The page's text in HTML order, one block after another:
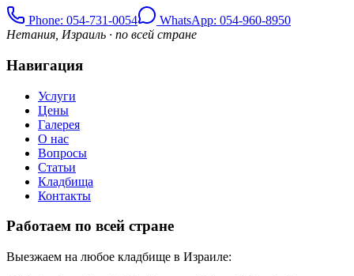
Phone: 054-731-0054
WhatsApp: 054-960-8950
Нетания, Израиль · по всей стране
Навигация
Услуги
Цены
Галерея
О нас
Вопросы
Статьи
Кладбища
Контакты
Работаем по всей стране
Выезжаем на любое кладбище в Израиле: